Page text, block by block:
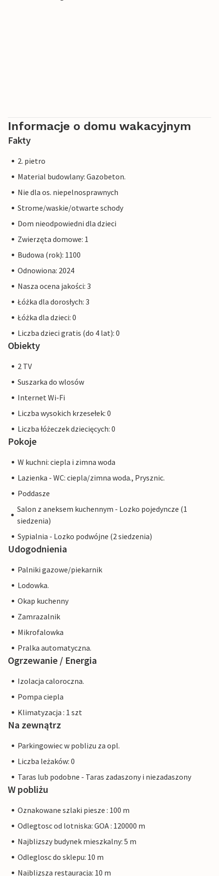
Informacje o domu wakacyjnym
Fakty
2. pietro
Material budowlany: Gazobeton.
Nie dla os. niepelnosprawnych
Strome/waskie/otwarte schody
Dom nieodpowiedni dla dzieci
Zwierzęta domowe: 1
Budowa (rok): 1100
Odnowiona: 2024
Nasza ocena jakości: 3
Łóżka dla dorosłych: 3
Łóżka dla dzieci: 0
Liczba dzieci gratis (do 4 lat): 0
Obiekty
2 TV
Suszarka do wlosów
Internet Wi-Fi
Liczba wysokich krzesełek: 0
Liczba łóżeczek dziecięcych: 0
Pokoje
W kuchni: ciepla i zimna woda
Lazienka - WC: ciepla/zimna woda., Prysznic.
Poddasze
Salon z aneksem kuchennym - Lozko pojedyncze (1
siedzenia)
Sypialnia - Lozko podwójne (2 siedzenia)
Udogodnienia
Palniki gazowe/piekarnik
Lodowka.
Okap kuchenny
Zamrazalnik
Mikrofalowka
Pralka automatyczna.
Ogrzewanie / Energia
Izolacja caloroczna.
Pompa ciepla
Klimatyzacja : 1 szt
Na zewnątrz
Parkingowiec w poblizu za opl.
Liczba leżaków: 0
Taras lub podobne - Taras zadaszony i niezadaszony
W pobliżu
Oznakowane szlaki piesze : 100 m
Odlegtosc od lotniska: GOA : 120000 m
Najblizszy budynek mieszkalny: 5 m
Odleglosc do sklepu: 10 m
Najblizsza restauracja: 10 m